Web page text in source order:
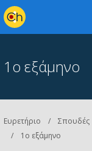
1ο εξάμηνο
Ευρετήριο Σπουδές
1ο εξάμηνο